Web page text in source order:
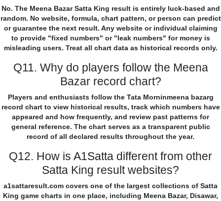
No. The Meena Bazar Satta King result is entirely luck-based and
random. No website, formula, chart pattern, or person can predict
or guarantee the next result. Any website or individual claiming
to provide "fixed numbers" or "leak numbers" for money is
misleading users. Treat all chart data as historical records only.
Q11. Why do players follow the Meena
Bazar record chart?
Players and enthusiasts follow the Tata Morninmeena bazarg
record chart to view historical results, track which numbers have
appeared and how frequently, and review past patterns for
general reference. The chart serves as a transparent public
record of all declared results throughout the year.
Q12. How is A1Satta different from other
Satta King result websites?
a1sattaresult.com covers one of the largest collections of Satta
King game charts in one place, including Meena Bazar, Disawar,